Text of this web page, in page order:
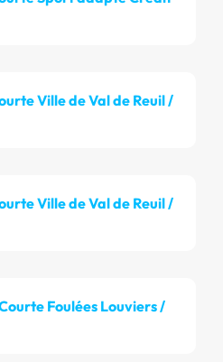
Ville de Val de Reuil /
Ville de Val de Reuil /
Foulées Louviers /